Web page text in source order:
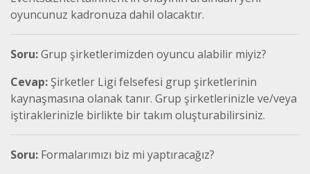
oyuncunuz kadronuza dahil olacaktır.
Soru:Grup şirketlerimizden oyuncu alabilir miyiz?
Cevap: Şirketler Ligi felsefesi grup şirketlerinin
kaynaşmasına olanak tanır. Grup şirketlerinizle ve/veya
iştiraklerinizle birlikte bir takım oluşturabilirsiniz.
Soru: Formalarımızı biz mi yaptıracağız?